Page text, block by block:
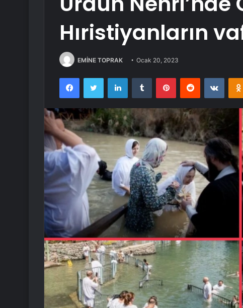
Hıristiyanların
EMİNE TOPRAK Ocak 20, 2023
FacebookTwitter LinkedInTumblr PinterestReddit